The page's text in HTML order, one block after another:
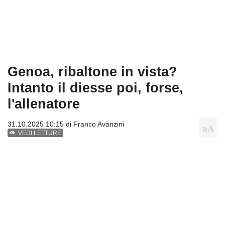
Genoa, ribaltone in vista?
Intanto il diesse poi, forse,
l'allenatore
31.10.2025 10:15 di Franco Avanzini
VEDI LETTURE